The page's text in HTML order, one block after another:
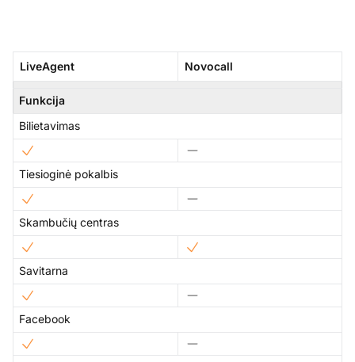
LiveAgent Novocall
Funkcija
Bilietavimas
Tiesioginė pokalbis
Skambučių centras
Savitarna
Facebook